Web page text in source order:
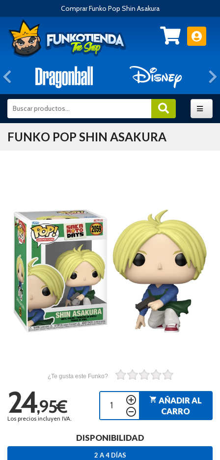
Comprar Funko Pop Shin Asakura
Anterior
FUNKO POP SHIN ASAKURA
¿Te gusta este Funko?
24,95€
Los precios incluyen IVA.
add_circle_outline
remove_circle_outline
shopping_cart AÑADIR AL
CARRO
DISPONIBILIDAD
2 A 4 DÍAS